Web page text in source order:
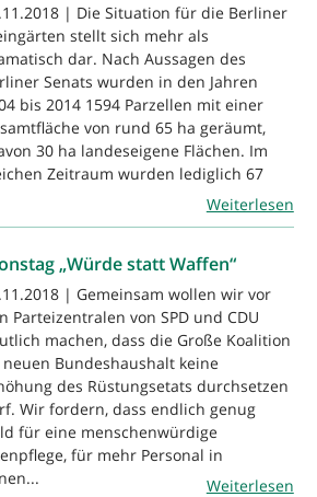
| Die Situation für die Berliner
stellt sich mehr als
dar. Nach Aussagen des
Senats wurden in den Jahren
bis 2014 1594 Parzellen mit einer
von rund 65 ha geräumt,
30 ha landeseigene Flächen. Im
Zeitraum wurden lediglich 67
Weiterlesen
„Würde statt Waffen“
| Gemeinsam wollen wir vor
Parteizentralen von SPD und CDU
machen, dass die Große Koalition
Bundeshaushalt keine
des Rüstungsetats durchsetzen
Wir fordern, dass endlich genug
für eine menschenwürdige
für mehr Personal in
Weiterlesen